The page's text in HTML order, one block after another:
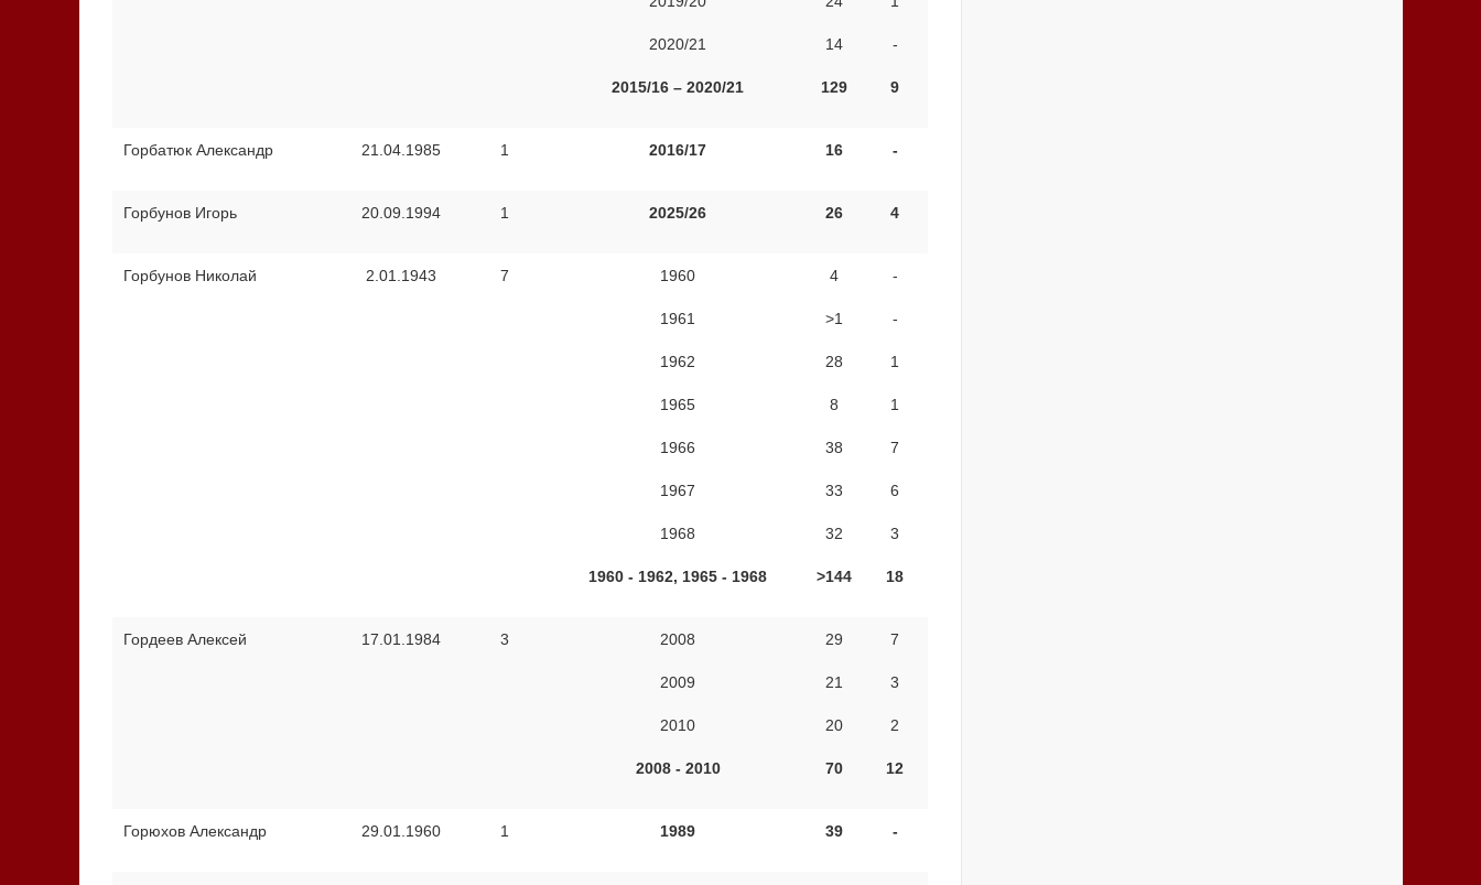
2020/21
2015/16 – 2020/21
14
129
-
9
Горбатюк Александр 21.04.1985 1 2016/17 16 -
Горбунов Игорь 20.09.1994 1 2025/26 26 4
Горбунов Николай 2.01.1943 7 1960
1961
1962
1965
1966
1967
1968
1960 - 1962, 1965 - 1968
4
>1
28
8
38
33
32
>144
-
-
1
1
7
6
3
18
Гордеев Алексей 17.01.1984 3 2008
2009
2010
2008 - 2010
29
21
20
70
7
3
2
12
Горюхов Александр 29.01.1960 1 1989 39 -